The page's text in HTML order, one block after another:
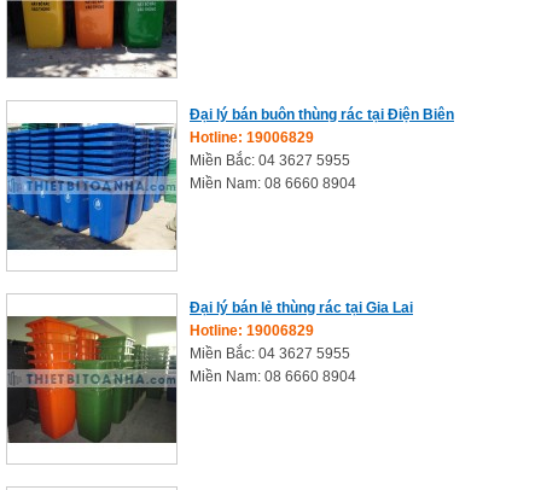
Đại lý bán buôn thùng rác tại Điện Biên
Hotline: 19006829
Miền Bắc: 04 3627 5955
Miền Nam: 08 6660 8904
Đại lý bán lẻ thùng rác tại Gia Lai
Hotline: 19006829
Miền Bắc: 04 3627 5955
Miền Nam: 08 6660 8904